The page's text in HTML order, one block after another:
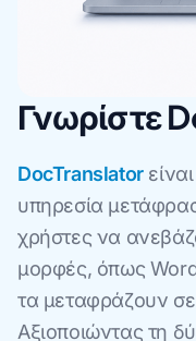
Γνωρίστε
DocTranslator
υπηρεσία
χρήστες να
μορφές, όπως
τα μεταφράζουν
Αξιοποιώντας τη